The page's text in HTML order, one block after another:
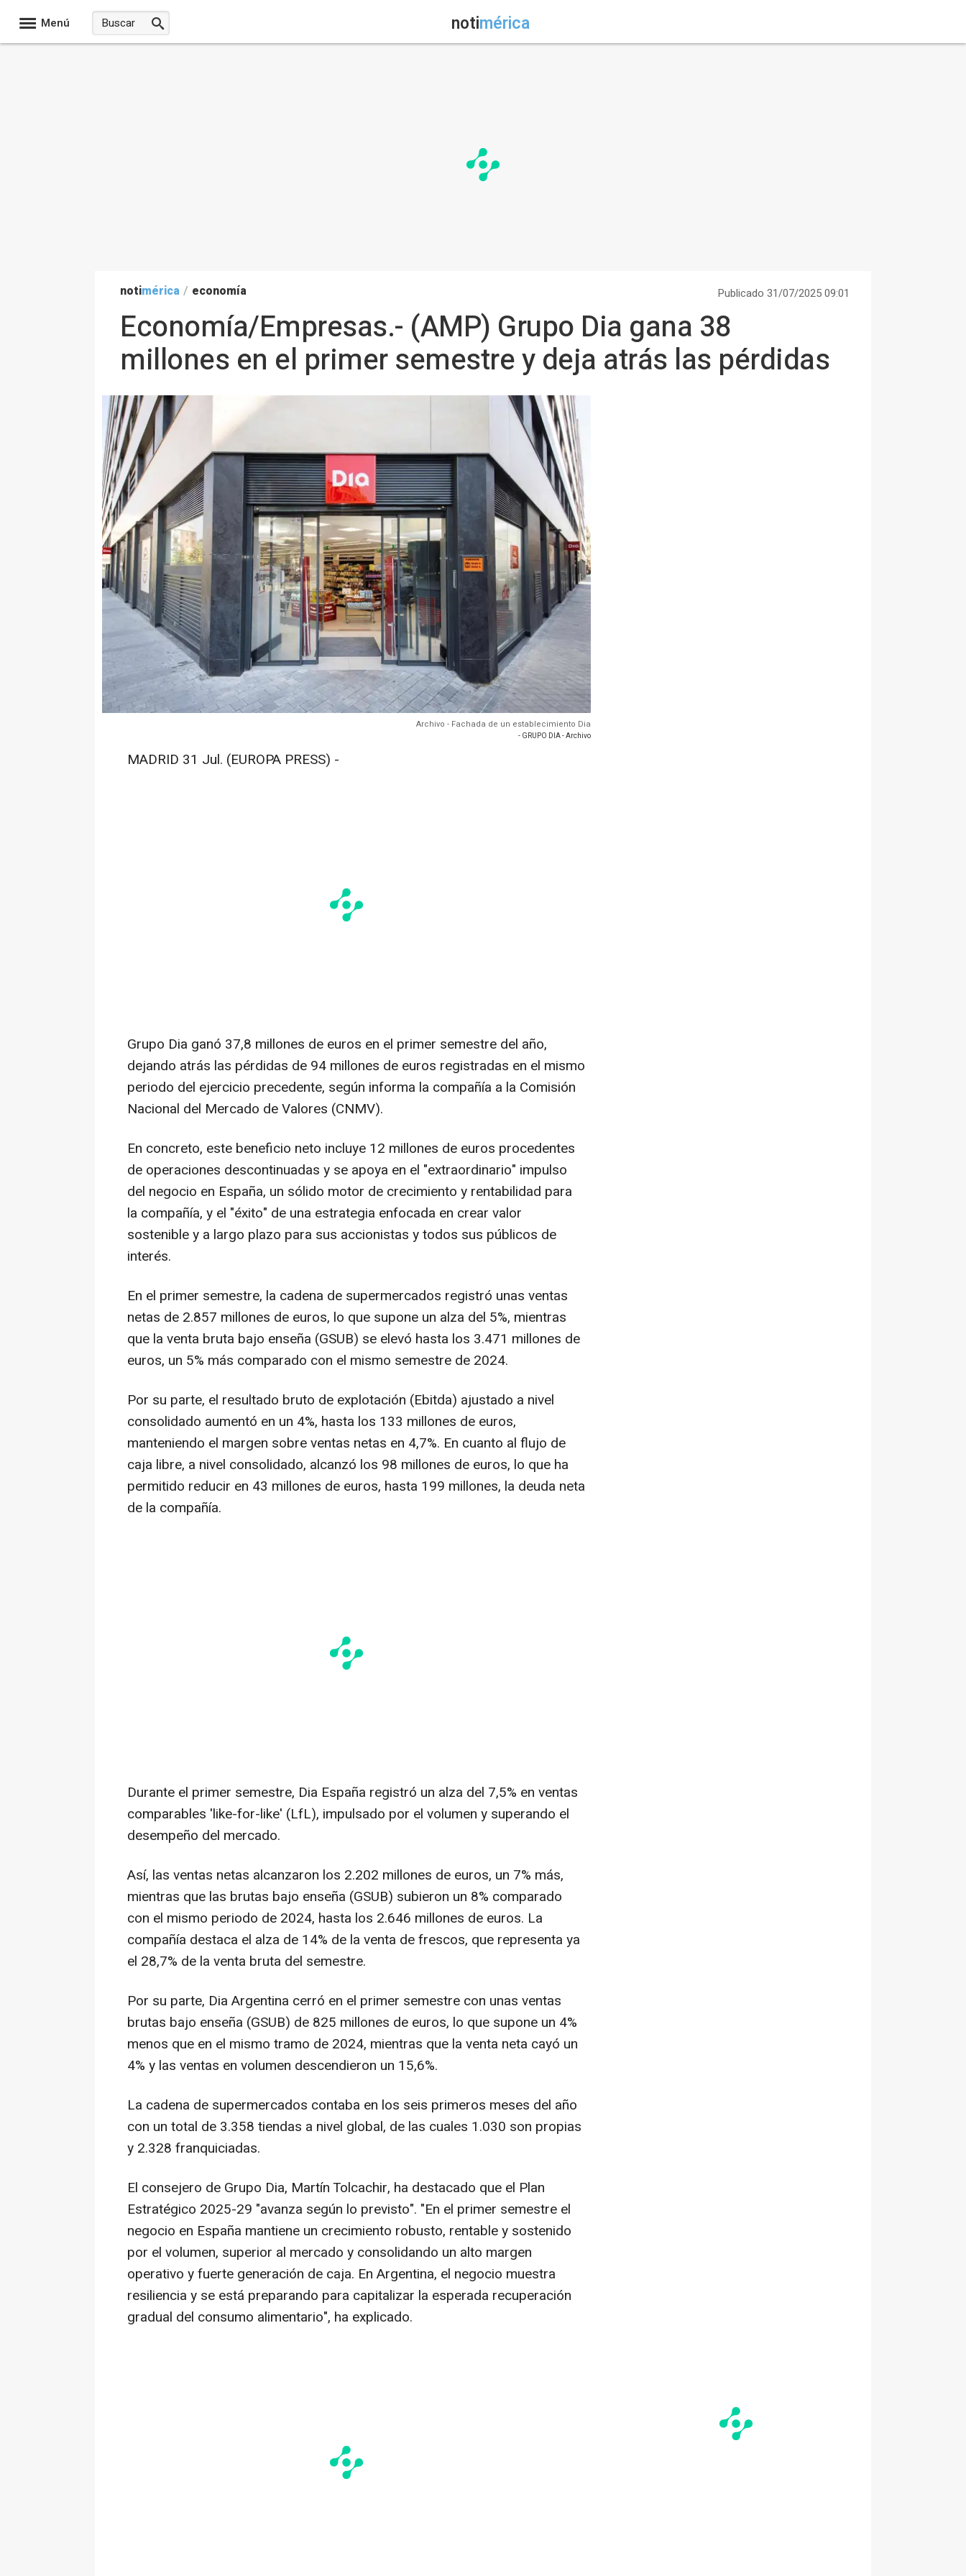
Menú notimérica
notimérica / economía Publicado 31/07/2025 09:01
Economía/Empresas.- (AMP) Grupo Dia gana 38
millones en el primer semestre y deja atrás las pérdidas
Archivo - Fachada de un establecimiento Dia
- GRUPO DIA - Archivo
MADRID 31 Jul. (EUROPA PRESS) -
Grupo Dia ganó 37,8 millones de euros en el primer semestre del año,
dejando atrás las pérdidas de 94 millones de euros registradas en el mismo
periodo del ejercicio precedente, según informa la compañía a la Comisión
Nacional del Mercado de Valores (CNMV).
En concreto, este beneficio neto incluye 12 millones de euros procedentes
de operaciones descontinuadas y se apoya en el "extraordinario" impulso
del negocio en España, un sólido motor de crecimiento y rentabilidad para
la compañía, y el "éxito" de una estrategia enfocada en crear valor
sostenible y a largo plazo para sus accionistas y todos sus públicos de
interés.
En el primer semestre, la cadena de supermercados registró unas ventas
netas de 2.857 millones de euros, lo que supone un alza del 5%, mientras
que la venta bruta bajo enseña (GSUB) se elevó hasta los 3.471 millones de
euros, un 5% más comparado con el mismo semestre de 2024.
Por su parte, el resultado bruto de explotación (Ebitda) ajustado a nivel
consolidado aumentó en un 4%, hasta los 133 millones de euros,
manteniendo el margen sobre ventas netas en 4,7%. En cuanto al flujo de
caja libre, a nivel consolidado, alcanzó los 98 millones de euros, lo que ha
permitido reducir en 43 millones de euros, hasta 199 millones, la deuda neta
de la compañía.
Durante el primer semestre, Dia España registró un alza del 7,5% en ventas
comparables 'like-for-like' (LfL), impulsado por el volumen y superando el
desempeño del mercado.
Así, las ventas netas alcanzaron los 2.202 millones de euros, un 7% más,
mientras que las brutas bajo enseña (GSUB) subieron un 8% comparado
con el mismo periodo de 2024, hasta los 2.646 millones de euros. La
compañía destaca el alza de 14% de la venta de frescos, que representa ya
el 28,7% de la venta bruta del semestre.
Por su parte, Dia Argentina cerró en el primer semestre con unas ventas
brutas bajo enseña (GSUB) de 825 millones de euros, lo que supone un 4%
menos que en el mismo tramo de 2024, mientras que la venta neta cayó un
4% y las ventas en volumen descendieron un 15,6%.
La cadena de supermercados contaba en los seis primeros meses del año
con un total de 3.358 tiendas a nivel global, de las cuales 1.030 son propias
y 2.328 franquiciadas.
El consejero de Grupo Dia, Martín Tolcachir, ha destacado que el Plan
Estratégico 2025-29 "avanza según lo previsto". "En el primer semestre el
negocio en España mantiene un crecimiento robusto, rentable y sostenido
por el volumen, superior al mercado y consolidando un alto margen
operativo y fuerte generación de caja. En Argentina, el negocio muestra
resiliencia y se está preparando para capitalizar la esperada recuperación
gradual del consumo alimentario", ha explicado.